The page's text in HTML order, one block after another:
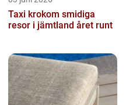
Taxi krokom smidiga
resor i jämtland året runt